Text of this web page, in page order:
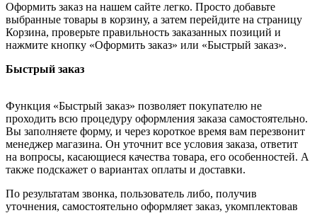
Оформить заказ на нашем сайте легко. Просто добавьте
выбранные товары в корзину, а затем перейдите на страницу
Корзина, проверьте правильность заказанных позиций и
нажмите кнопку «Оформить заказ» или «Быстрый заказ».
Быстрый заказ
Функция «Быстрый заказ» позволяет покупателю не
проходить всю процедуру оформления заказа самостоятельно.
Вы заполняете форму, и через короткое время вам перезвонит
менеджер магазина. Он уточнит все условия заказа, ответит
на вопросы, касающиеся качества товара, его особенностей. А
также подскажет о вариантах оплаты и доставки.
По результатам звонка, пользователь либо, получив
уточнения, самостоятельно оформляет заказ, укомплектовав